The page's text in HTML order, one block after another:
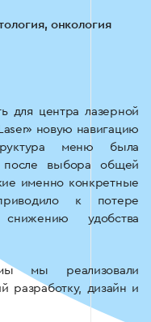
онкология
для центра лазерной
новую навигацию
меню была
после выбора общей
именно конкретные
к потере
удобства
мы реализовали
разработку, дизайн и